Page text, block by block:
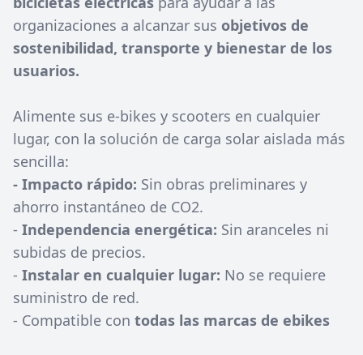
organizaciones a alcanzar sus objetivos de
sostenibilidad, transporte y bienestar de los
usuarios.
Alimente sus e-bikes y scooters en cualquier
lugar, con la solución de carga solar aislada más
sencilla:
- Impacto rápido: Sin obras preliminares y
ahorro instantáneo de CO2.
- Independencia energética: Sin aranceles ni
subidas de precios.
- Instalar en cualquier lugar: No se requiere
suministro de red.
- Compatible con todas las marcas de ebikes